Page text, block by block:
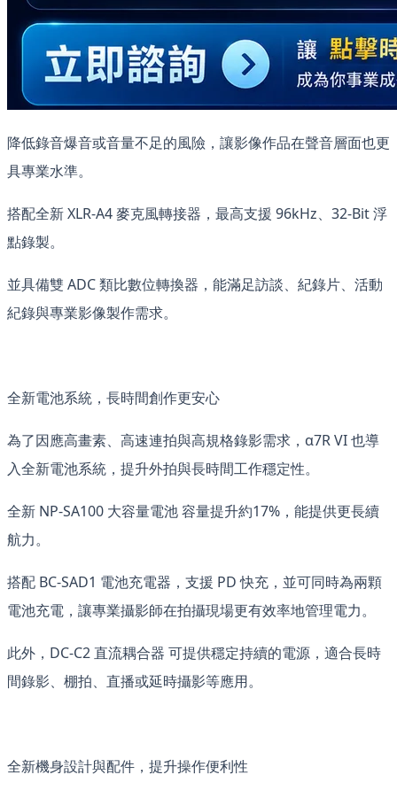
降低錄音爆音或音量不足的風險，讓影像作品在聲音層面也更
具專業水準。
搭配全新 XLR-A4 麥克風轉接器，最高支援 96kHz、32-Bit 浮
點錄製。
並具備雙 ADC 類比數位轉換器，能滿足訪談、紀錄片、活動
紀錄與專業影像製作需求。
全新電池系統，長時間創作更安心
為了因應高畫素、高速連拍與高規格錄影需求，α7R VI 也導
入全新電池系統，提升外拍與長時間工作穩定性。
全新 NP-SA100 大容量電池 容量提升約17%，能提供更長續
航力。
搭配 BC-SAD1 電池充電器，支援 PD 快充，並可同時為兩顆
電池充電，讓專業攝影師在拍攝現場更有效率地管理電力。
此外，DC-C2 直流耦合器 可提供穩定持續的電源，適合長時
間錄影、棚拍、直播或延時攝影等應用。
全新機身設計與配件，提升操作便利性